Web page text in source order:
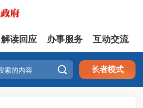
解读回应 办事服务 互动交流
 长者模式